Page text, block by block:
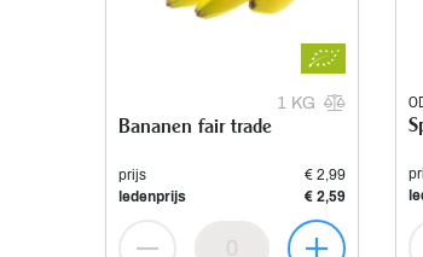
1 KG
Bananen fair trade
prijs
€ 2,99
ledenprijs
€ 2,59